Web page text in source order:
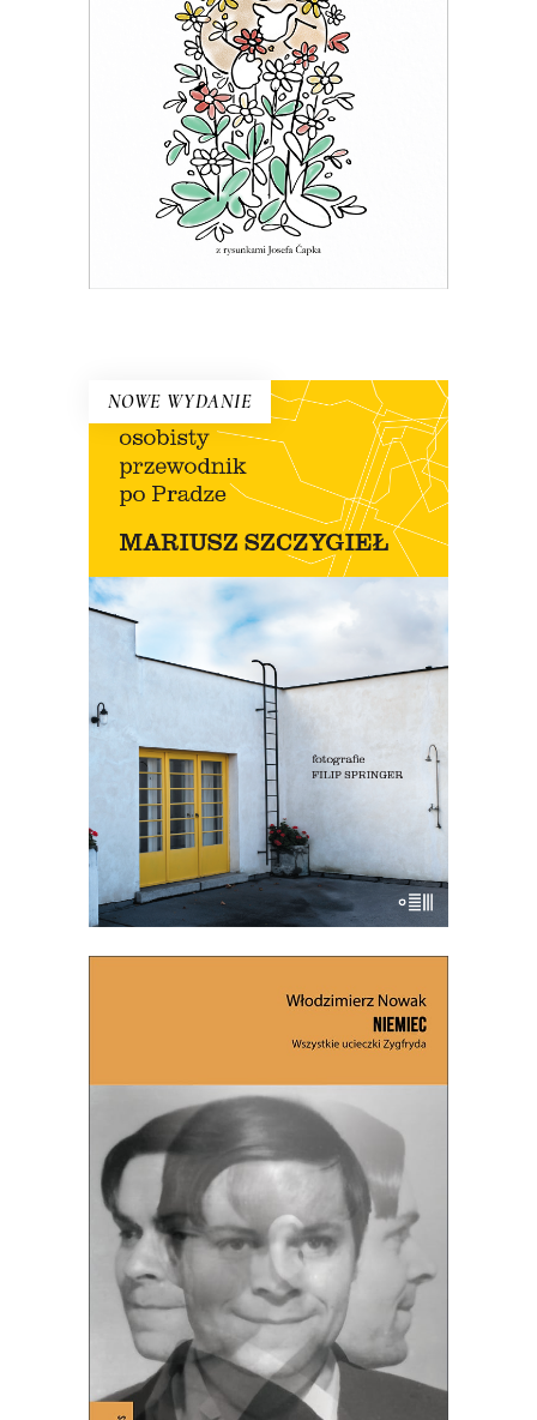
Esej o ogrodnictwie – z czeskim
przymrużeniem oka
61.00zł 30.50zł
E-BOOK DO KOSZYKA
NOWE WYDANIE
OSOBISTY PRZEWODNIK PO
PRADZE (ebook)
Nowe wydanie przewodnika Szczygła!
Premiera 12 lipca
69.90zł 35.00zł
E-BOOK DO KOSZYKA
NIEMIEC. WSZYSTKIE
UCIECZKI ZYGFRYDA (ebook)
Premiera 4 czerwca 2025
61.00zł 26.50zł
E-BOOK DO KOSZYKA